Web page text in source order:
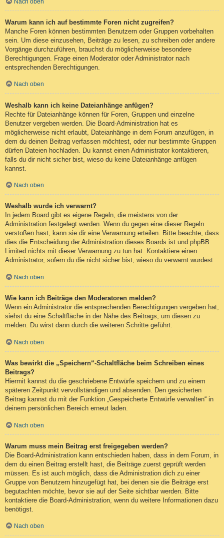
Warum kann ich auf bestimmte Foren nicht zugreifen?
Manche Foren können bestimmten Benutzern oder Gruppen vorbehalten
sein. Um diese einzusehen, Beiträge zu lesen, zu schreiben oder andere
Vorgänge durchzuführen, brauchst du möglicherweise besondere
Berechtigungen. Frage einen Moderator oder Administrator nach
entsprechenden Berechtigungen.
Nach oben
Weshalb kann ich keine Dateianhänge anfügen?
Rechte für Dateianhänge können für Foren, Gruppen und einzelne
Benutzer vergeben werden. Die Board-Administration hat es
möglicherweise nicht erlaubt, Dateianhänge in dem Forum anzufügen, in
dem du deinen Beitrag verfassen möchtest, oder nur bestimmte Gruppen
dürfen Dateien hochladen. Du kannst einen Administrator kontaktieren,
falls du dir nicht sicher bist, wieso du keine Dateianhänge anfügen
kannst.
Nach oben
Weshalb wurde ich verwarnt?
In jedem Board gibt es eigene Regeln, die meistens von der
Administration festgelegt werden. Wenn du gegen eine dieser Regeln
verstoßen hast, kann sie dir eine Verwarnung erteilen. Bitte beachte, dass
dies die Entscheidung der Administration dieses Boards ist und phpBB
Limited nichts mit dieser Verwarnung zu tun hat. Kontaktiere einen
Administrator, sofern du die nicht sicher bist, wieso du verwarnt wurdest.
Nach oben
Wie kann ich Beiträge den Moderatoren melden?
Wenn ein Administrator die entsprechenden Berechtigungen vergeben hat,
siehst du eine Schaltfläche in der Nähe des Beitrags, um diesen zu
melden. Du wirst dann durch die weiteren Schritte geführt.
Nach oben
Was bewirkt die „Speichern“-Schaltfläche beim Schreiben eines
Beitrags?
Hiermit kannst du die geschriebene Entwürfe speichern und zu einem
späteren Zeitpunkt vervollständigen und absenden. Den gesicherten
Beitrag kannst du mit der Funktion „Gespeicherte Entwürfe verwalten“ in
deinem persönlichen Bereich erneut laden.
Nach oben
Warum muss mein Beitrag erst freigegeben werden?
Die Board-Administration kann entschieden haben, dass in dem Forum, in
dem du einen Beitrag erstellt hast, die Beiträge zuerst geprüft werden
müssen. Es ist auch möglich, dass die Administration dich zu einer
Gruppe von Benutzern hinzugefügt hat, bei denen sie die Beiträge erst
begutachten möchte, bevor sie auf der Seite sichtbar werden. Bitte
kontaktiere die Board-Administration, wenn du weitere Informationen dazu
benötigst.
Nach oben